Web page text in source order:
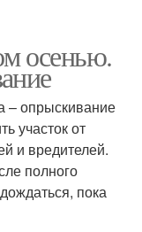
осенью.
– опрыскивание
участок от
и вредителей.
полного
пока